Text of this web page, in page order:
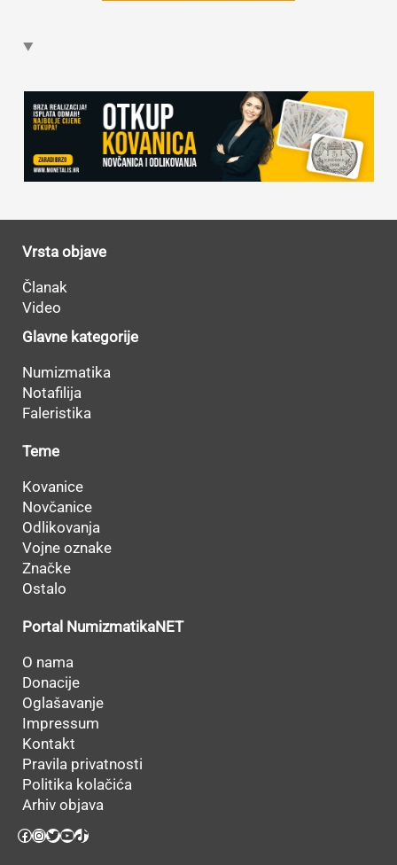
Vrsta objave
Članak
Video
Glavne kategorije
Numizmatika
Notafilija
Faleristika
Teme
Kovanice
Novčanice
Odlikovanja
Vojne oznake
Značke
Ostalo
Portal NumizmatikaNET
O nama
Donacije
Oglašavanje
Impressum
Kontakt
Pravila privatnosti
Politika kolačića
Arhiv objava
Facebook
Instagram
Twitter
YouTube
TikTok